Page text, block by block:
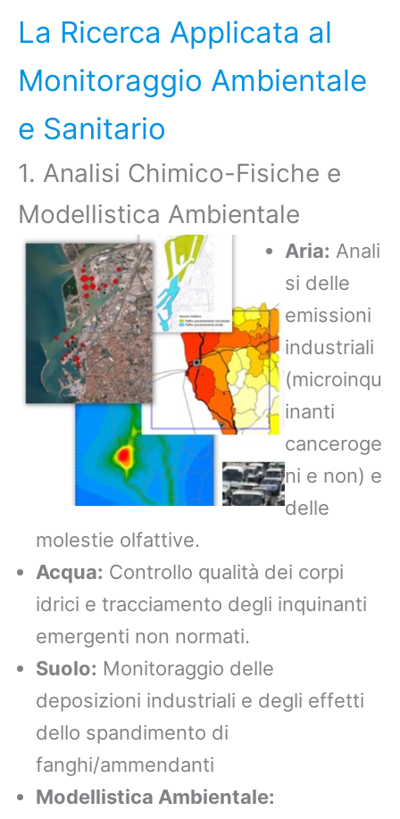
La Ricerca Applicata al
Monitoraggio Ambientale
e Sanitario
1. Analisi Chimico-Fisiche e
Modellistica Ambientale
Aria: Anali
si delle
emissioni
industriali
(microinqu
inanti
canceroge
ni e non) e
delle
molestie olfattive.
Acqua: Controllo qualità dei corpi
idrici e tracciamento degli inquinanti
emergenti non normati.
Suolo: Monitoraggio delle
deposizioni industriali e degli effetti
dello spandimento di
fanghi/ammendanti
Modellistica Ambientale: